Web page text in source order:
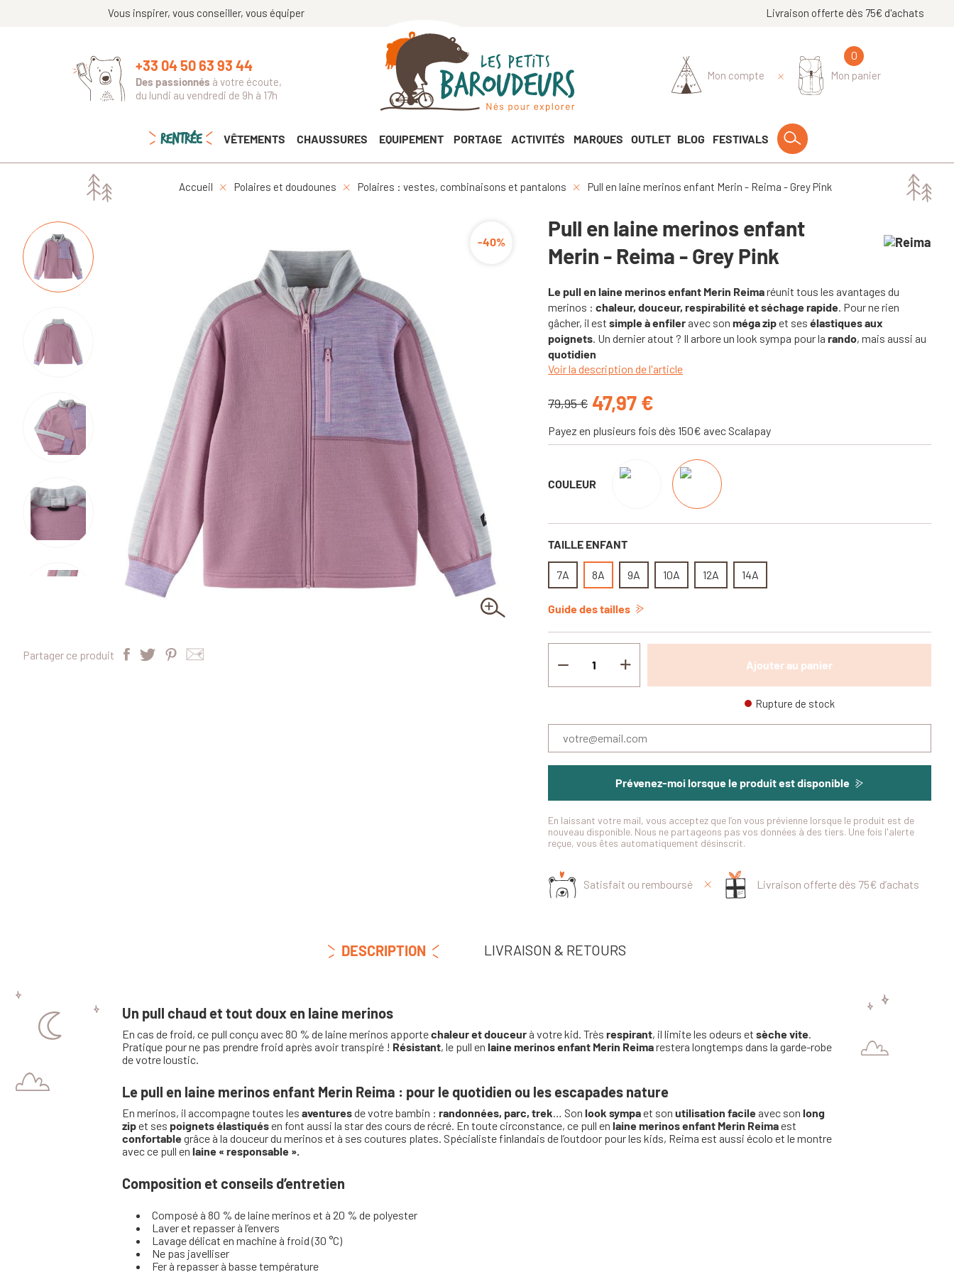
Vous inspirer, vous conseiller, vous équiper Livraison offerte dès 75€ d'achats
+33 04 50 63 93 44
Des passionnés à votre écoute,
du lundi au vendredi de 9h à 17h
Mon compte Mon panier
0
RENTRÉE VÊTEMENTS CHAUSSURES EQUIPEMENT PORTAGE ACTIVITÉS MARQUES OUTLET BLOG FESTIVALS
Accueil Polaires et doudounes Polaires : vestes, combinaisons et pantalons Pull en laine merinos enfant Merin - Reima - Grey Pink
-40%
Partager ce produit
Pull en laine merinos enfant
Merin - Reima - Grey Pink
Le pull en laine merinos enfant Merin Reimaréunit tous les avantages du
merinos : chaleur, douceur, respirabilité et séchage rapide. Pour ne rien
gâcher, il est simple à enfiler avec son méga zipet ses élastiques aux
poignets. Un dernier atout ? Il arbore un look sympa pour la rando, mais aussi au
quotidien
Voir la description de l'article
79,95 € 47,97 €
Payez en plusieurs fois dès 150€ avec Scalapay
COULEUR
TAILLE ENFANT
7A 8A 9A 10A 12A 14A
Guide des tailles
Ajouter au panier
Rupture de stock
Prévenez-moi lorsque le produit est disponible
En laissant votre mail, vous acceptez que l’on vous prévienne lorsque le produit est de
nouveau disponible. Nous ne partageons pas vos données à des tiers. Une fois l'alerte
reçue, vous êtes automatiquement désinscrit.
Satisfait ou remboursé Livraison offerte dès 75€ d’achats
DESCRIPTION LIVRAISON & RETOURS
Un pull chaud et tout doux en laine merinos
En cas de froid, ce pull conçu avec 80 % de laine merinos apportechaleur et douceur à votre kid. Très respirant, il limite les odeurs et sèche vite.
Pratique pour ne pas prendre froid après avoir transpiré ! Résistant, le pull en laine merinos enfant Merin Reimarestera longtemps dans la garde-robe
de votre loustic.
Le pull en laine merinos enfant Merin Reima : pour le quotidien ou les escapades nature
En merinos, il accompagne toutes les aventuresde votre bambin : randonnées, parc, trek… Son look sympaet son utilisation facile avec son long
zipet ses poignets élastiquésen font aussi la star des cours de récré. En toute circonstance, ce pull en laine merinos enfant Merin Reimaest
confortablegrâce à la douceur du merinos et à ses coutures plates. Spécialiste finlandais de l’outdoor pour les kids, Reima est aussi écolo et le montre
avec ce pull en laine « responsable ».
Composition et conseils d’entretien
Composé à 80 % de laine merinos et à 20 % de polyester
Laver et repasser à l’envers
Lavage délicat en machine à froid (30 °C)
Ne pas javelliser
Fer à repasser à basse température